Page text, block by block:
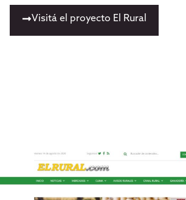
Visitá el proyecto El Rural